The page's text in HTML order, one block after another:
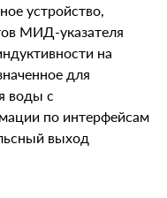
устройство,
МИД-указателя
на
для
воды с
по интерфейсам
выход